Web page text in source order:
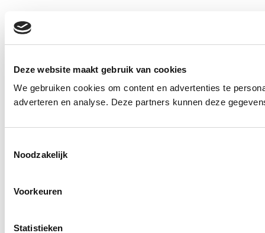
Deze website maakt gebruik van cookies
We gebruiken cookies om content en advertenties te
adverteren en analyse. Deze partners kunnen deze
Noodzakelijk
Voorkeuren
Statistieken